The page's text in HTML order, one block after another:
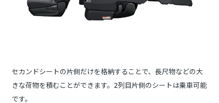
セカンドシートの片側だけを格納することで、長尺物などの大
きな荷物を積むことができます。2列目片側のシートは乗車可能
です。